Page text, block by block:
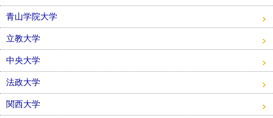
青山学院大学
立教大学
中央大学
法政大学
関西大学